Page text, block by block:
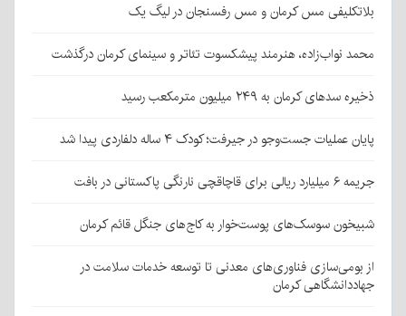
بلاتکلیفی مس کرمان و مس رفسنجان در لیگ یک
محمد نواب‌زاده، هنرمند پیشکسوت تئاتر و سینمای کرمان درگذشت
ذخیره سدهای کرمان به ۲۴۹ میلیون مترمکعب رسید
پایان عملیات جست‌وجو در جیرفت؛ کودک ۴ ساله دلفاردی پیدا شد
جریمه ۶ میلیارد ریالی برای قاچاقچی نارنگی پاکستانی در بافت
شبیخون سوسک‌های پوست‌خوار به کاج‌های جنگل قائم کرمان
از بومی‌سازی فناوری‌های معدنی تا توسعه خدمات سلامت در
جهاددانشگاهی کرمان